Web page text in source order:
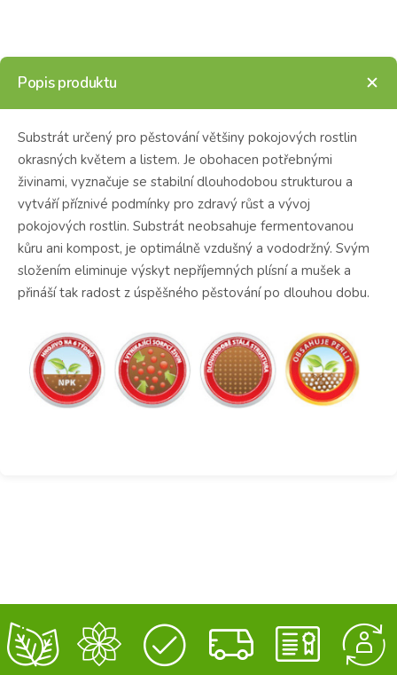
Popis produktu
Substrát určený pro pěstování většiny pokojových rostlin
okrasných květem a listem. Je obohacen potřebnými
živinami, vyznačuje se stabilní dlouhodobou strukturou a
vytváří příznivé podmínky pro zdravý růst a vývoj
pokojových rostlin. Substrát neobsahuje fermentovanou
kůru ani kompost, je optimálně vzdušný a vododržný. Svým
složením eliminuje výskyt nepříjemných plísní a mušek a
přináší tak radost z úspěšného pěstování po dlouhou dobu.